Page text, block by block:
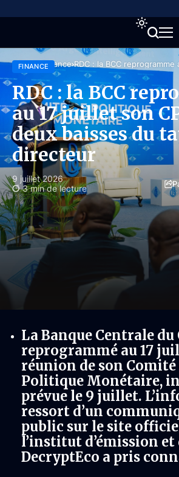
Accueil Finance RDC : la BCC reprogramme
après deux baisses du
FINANCE
RDC : la BCC
au 17 juillet son
deux baisses du
directeur
9 juillet 2026
3 min de lecture
La Banque Centrale du
reprogrammé au 17
réunion de son Comité
Politique Monétaire,
prévue le 9 juillet.
ressort d’un
public sur le site
l’institut d’émission
DecryptEco a pris